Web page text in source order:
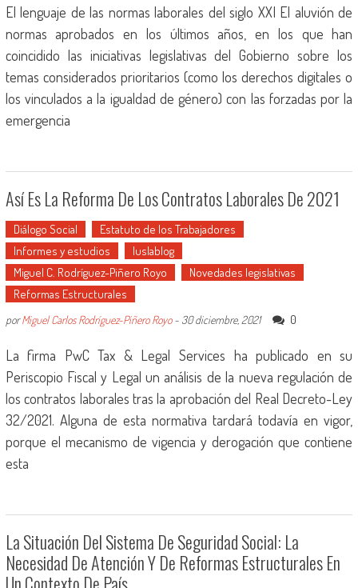
El lenguaje de las normas laborales del siglo XXI El aluvión de
normas aprobados en los últimos años, en los que han
coincidido las iniciativas legislativas del Gobierno sobre los
temas considerados prioritarios (como los derechos digitales o
los vinculados a la igualdad de género) con las forzadas por la
emergencia
Así Es La Reforma De Los Contratos Laborales De 2021
Diálogo Social
Estatuto de los Trabajadores
Informes y estudios
Iuslablog
Miguel C. Rodríguez-Piñero Royo
Novedades legislativas
Reformas Estructurales
porMiguel Carlos Rodríguez-Piñero Royo- 30 diciembre, 2021 0
La firma PwC Tax & Legal Services ha publicado en su
Periscopio Fiscal y Legal un análisis de la nueva regulación de
los contratos laborales tras la aprobación del Real Decreto-Ley
32/2021. Alguna de esta normativa tardará todavía en vigor,
porque el mecanismo de vigencia y derogación que contiene
esta
La Situación Del Sistema De Seguridad Social: La
Necesidad De Atención Y De Reformas Estructurales En